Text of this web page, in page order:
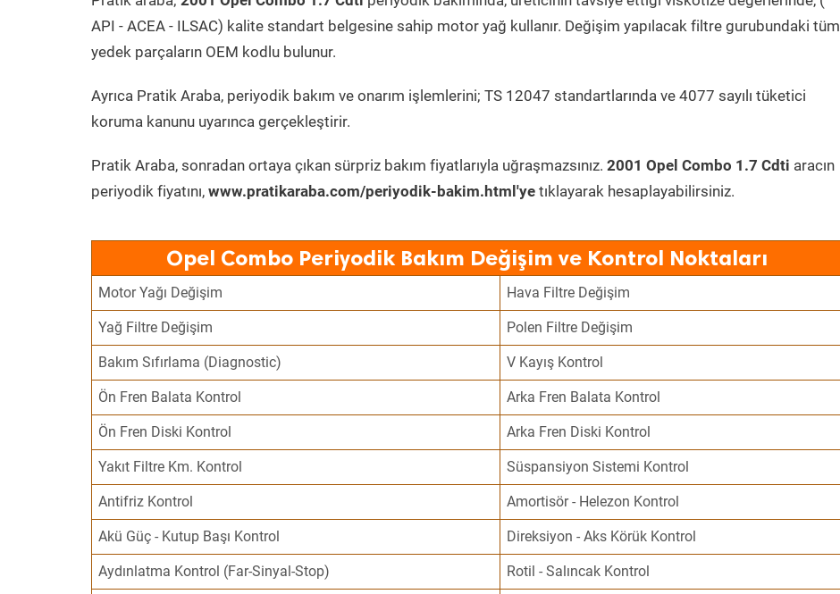
API - ACEA - ILSAC) kalite standart belgesine sahip motor yağ kullanır. Değişim yapılacak filtre gurubundaki tüm
yedek parçaların OEM kodlu bulunur.
Ayrıca Pratik Araba, periyodik bakım ve onarım işlemlerini; TS 12047 standartlarında ve 4077 sayılı tüketici
koruma kanunu uyarınca gerçekleştirir.
Pratik Araba, sonradan ortaya çıkan sürpriz bakım fiyatlarıyla uğraşmazsınız. 2001 Opel Combo 1.7 Cdti aracın
periyodik fiyatını, www.pratikaraba.com/periyodik-bakim.html'ye tıklayarak hesaplayabilirsiniz.
Opel Combo Periyodik Bakım Değişim ve Kontrol Noktaları
Motor Yağı Değişim Hava Filtre Değişim
Yağ Filtre Değişim Polen Filtre Değişim
Bakım Sıfırlama (Diagnostic) V Kayış Kontrol
Ön Fren Balata Kontrol Arka Fren Balata Kontrol
Ön Fren Diski Kontrol Arka Fren Diski Kontrol
Yakıt Filtre Km. Kontrol Süspansiyon Sistemi Kontrol
Antifriz Kontrol Amortisör - Helezon Kontrol
Akü Güç - Kutup Başı Kontrol Direksiyon - Aks Körük Kontrol
Aydınlatma Kontrol (Far-Sinyal-Stop) Rotil - Salıncak Kontrol